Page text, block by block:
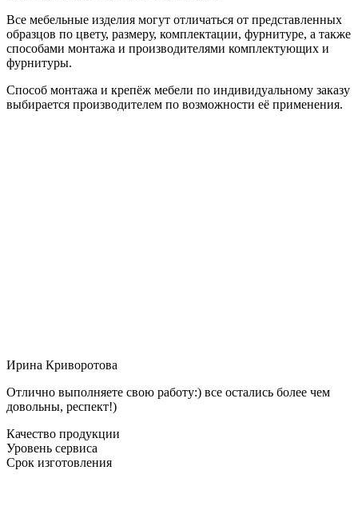
Все мебельные изделия могут отличаться от представленных
образцов по цвету, размеру, комплектации, фурнитуре, а также
способами монтажа и производителями комплектующих и
фурнитуры.
Способ монтажа и крепёж мебели по индивидуальному заказу
выбирается производителем по возможности её применения.
Ирина Криворотова
Отлично выполняете свою работу:) все остались более чем
довольны, респект!)
Качество продукции
Уровень сервиса
Срок изготовления